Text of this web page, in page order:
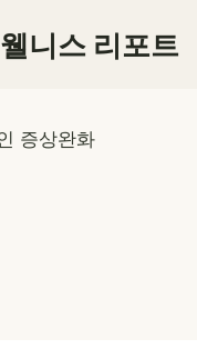
웰니스 리포트